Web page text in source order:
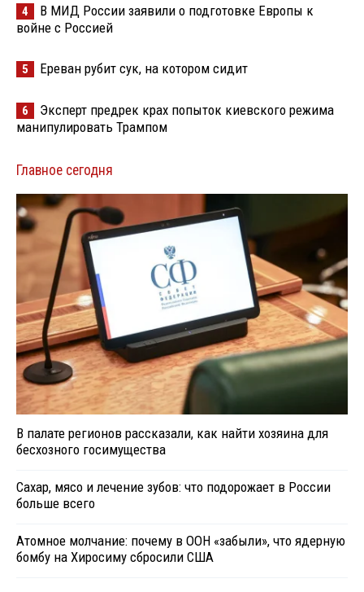
4
В МИД России заявили о подготовке Европы к
войне с Россией
5 Ереван рубит сук, на котором сидит
6
Эксперт предрек крах попыток киевского режима
манипулировать Трампом
Главное сегодня
В палате регионов рассказали, как найти хозяина для
бесхозного госимущества
Сахар, мясо и лечение зубов: что подорожает в России
больше всего
Атомное молчание: почему в ООН «забыли», что ядерную
бомбу на Хиросиму сбросили США